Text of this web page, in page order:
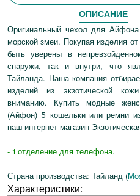
ОПИСАНИЕ
Оригинальный чехол для
морской змеи. Покупая изделия
быть уверены в
снаружи, так и внутри, что
Тайланда. Наша компания
изделий из экзотической
вниманию. Купить модные
(Айфон) 5 кошельки или ремни
наш интернет-магазин
- 1 отделение для телефона.
Страна производства: Тайланд (
Характеристики: